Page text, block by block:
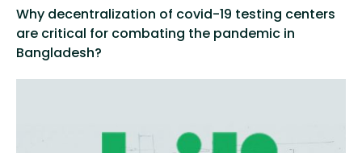
Why decentralization of covid-19 testing centers
are critical for combating the pandemic in
Bangladesh?